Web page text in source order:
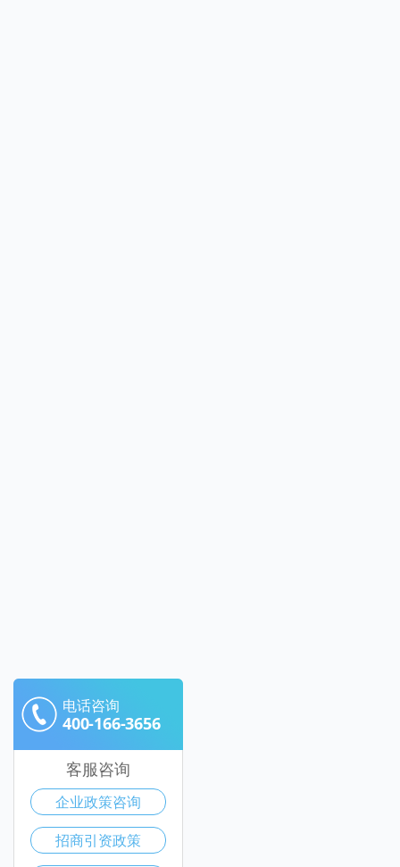
电话咨询
400-166-3656
客服咨询
企业政策咨询
招商引资政策